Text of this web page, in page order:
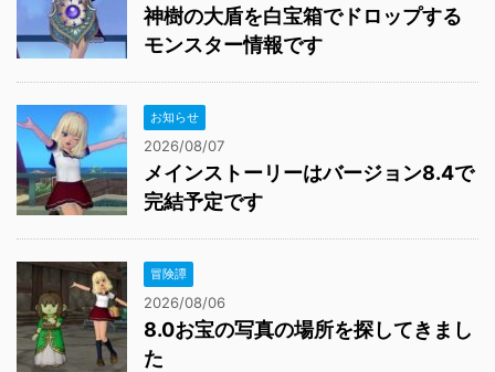
神樹の大盾を白宝箱でドロップする
モンスター情報です
お知らせ
2026/08/07
メインストーリーはバージョン8.4で
完結予定です
冒険譚
2026/08/06
8.0お宝の写真の場所を探してきまし
た